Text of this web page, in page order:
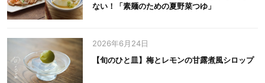
ない！「素麺のための夏野菜つゆ」
2026年6月24日
【旬のひと皿】梅とレモンの甘露煮風シロップ